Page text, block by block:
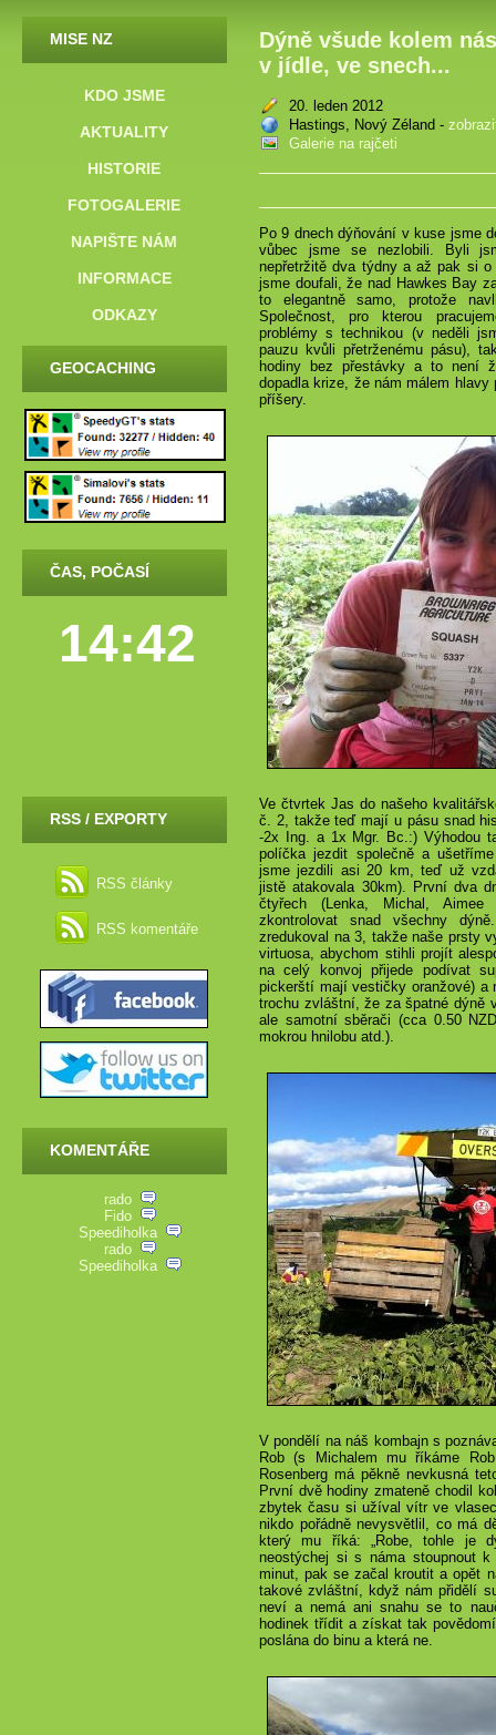
MISE NZ
KDO JSME
AKTUALITY
HISTORIE
FOTOGALERIE
NAPIŠTE NÁM
INFORMACE
ODKAZY
GEOCACHING
ČAS, POČASÍ
14:42
RSS / EXPORTY
RSS články
RSS komentáře
KOMENTÁŘE
rado
Fido
Speediholka
rado
Speediholka
Dýně všude kolem
v jídle, ve snech...
20. leden 2012
Hastings, Nový Zéland -
Galerie na rajčeti
Po 9 dnech dýňování v kuse jsme
vůbec jsme se nezlobili. Byli
nepřetržitě dva týdny a až pak si
jsme doufali, že nad Hawkes Bay
to elegantně samo, protože
Společnost, pro kterou
problémy s technikou (v neděli
pauzu kvůli přetrženému pásu),
hodiny bez přestávky a to není
dopadla krize, že nám málem
příšery.
Ve čtvrtek Jas do našeho
č. 2, takže teď mají u pásu snad
-2x Ing. a 1x Mgr. Bc.:) Výhodou
políčka jezdit společně a
jsme jezdili asi 20 km, teď už
jistě atakovala 30km). První dva
čtyřech (Lenka, Michal,
zkontrolovat snad všechny
zredukoval na 3, takže naše prsty
virtuosa, abychom stihli projít
na celý konvoj přijede podívat
pickerští mají vestičky oranžové) a
trochu zvláštní, že za špatné dýně
ale samotní sběrači (cca 0.50
mokrou hnilobu atd.).
V pondělí na náš kombajn s
Rob (s Michalem mu říkáme
Rosenberg má pěkně nevkusná
První dvě hodiny zmateně chodil
zbytek času si užíval vítr ve
nikdo pořádně nevysvětlil, co má
který mu říká: „Robe, tohle je
neostýchej si s náma stoupnout
minut, pak se začal kroutit a opět
takové zvláštní, když nám přidělí
neví a nemá ani snahu se to
hodinek třídit a získat tak
poslána do binu a která ne.